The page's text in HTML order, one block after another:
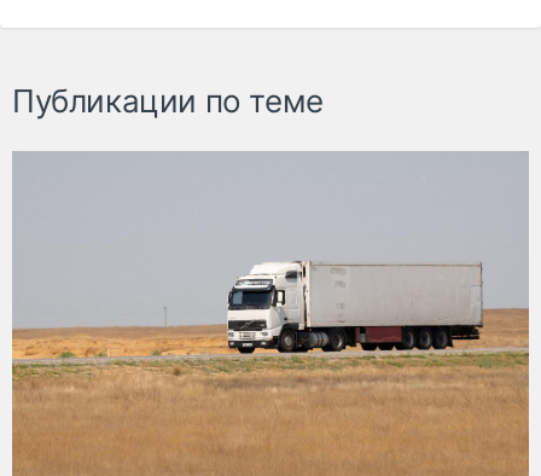
Публикации по теме